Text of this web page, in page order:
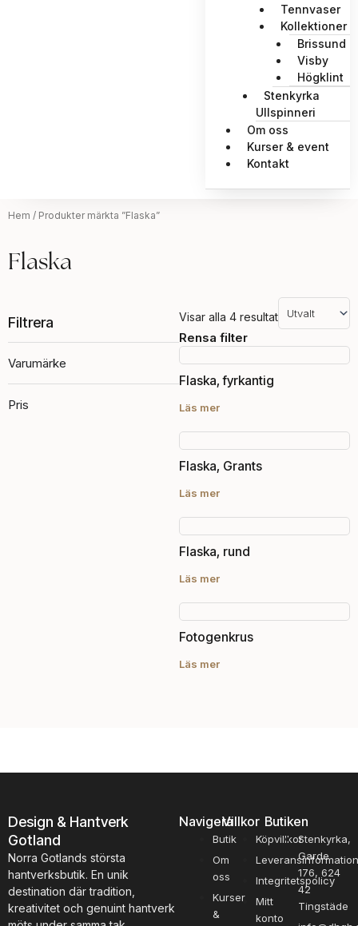
Tennvaser
Kollektioner
Brissund
Visby
Högklint
Stenkyrka
Ullspinneri
Om oss
Kurser & event
Kontakt
Hem / Produkter märkta ”Flaska”
Flaska
Filtrera
Varumärke
Pris
Visar alla 4 resultat
Rensa filter
Flaska, fyrkantig
Läs mer
Flaska, Grants
Läs mer
Flaska, rund
Läs mer
Fotogenkrus
Läs mer
Design & Hantverk
Gotland
Norra Gotlands största
hantverksbutik. En unik
destination där tradition,
kreativitet och genuint hantverk
Navigera
Butik
Om
oss
Kurser
&
Villkor
Köpvillkor
Leveransinformation
Integritetspolicy
Mitt
konto
Butiken
Stenkyrka,
Garde
176, 624
42
Tingstäde